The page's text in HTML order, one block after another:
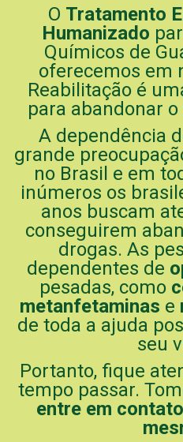
O Tratamento
Humanizado
Químicos de
oferecemos em
Reabilitação é
para abandonar
A dependência
grande
no Brasil e em
inúmeros os
anos buscam
conseguirem
drogas. As
dependentes de
pesadas, como
metanfetaminas e
de toda a ajuda
seu
Portanto, fique
tempo passar.
entre em